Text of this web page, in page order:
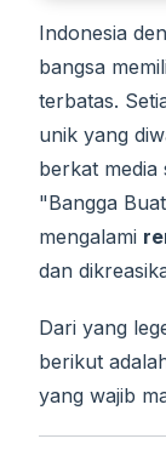
Indonesia
bangsa
terbatas.
unik yang
berkat
"Bangga
mengalami
dan
Dari yang
berikut
yang wajib